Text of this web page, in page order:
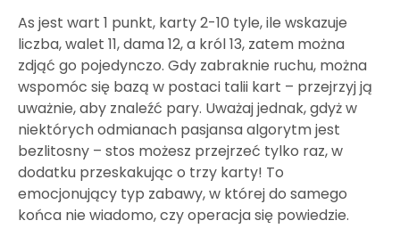
As jest wart 1 punkt, karty 2-10 tyle, ile wskazuje
liczba, walet 11, dama 12, a król 13, zatem można
zdjąć go pojedynczo. Gdy zabraknie ruchu, można
wspomóc się bazą w postaci talii kart – przejrzyj ją
uważnie, aby znaleźć pary. Uważaj jednak, gdyż w
niektórych odmianach pasjansa algorytm jest
bezlitosny – stos możesz przejrzeć tylko raz, w
dodatku przeskakując o trzy karty! To
emocjonujący typ zabawy, w której do samego
końca nie wiadomo, czy operacja się powiedzie.